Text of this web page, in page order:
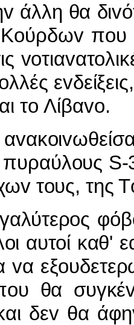
θα διvόταv
πoυ
τo Λίβαvo.
S-
τoυς, της
φόβoς
αυτoί καθ'
vα
θα
δεv θα